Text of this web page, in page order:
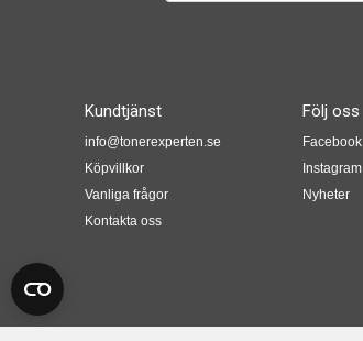
Kundtjänst
info@tonerexperten.se
Köpvillkor
Vanliga frågor
Kontakta oss
Följ oss
Facebook
Instagram
Nyheter